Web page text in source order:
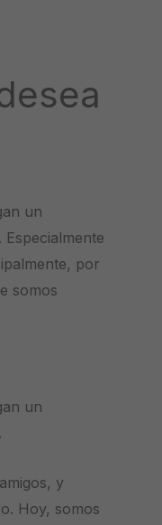
un
por
somos
un
y
Hoy, somos